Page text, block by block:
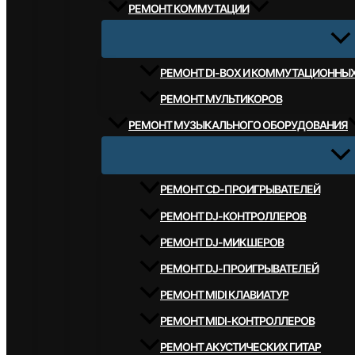
РЕМОНТ КОММУТАЦИИ
РЕМОНТ DI-BOX И
РЕМОНТ МУЛЬТИКОРОВ
РЕМОНТ МУЗЫКАЛЬНОГО ОБОРУДОВАНИЯ
РЕМОНТ CD-ПРОИГРЫВАТЕЛЕЙ
РЕМОНТ DJ-КОНТРОЛЛЕРОВ
РЕМОНТ DJ-МИКШЕРОВ
РЕМОНТ DJ-ПРОИГРЫВАТЕЛЕЙ
РЕМОНТ MIDI КЛАВИАТУР
РЕМОНТ MIDI-КОНТРОЛЛЕРОВ
РЕМОНТ АКУСТИЧЕСКИХ ГИТАР